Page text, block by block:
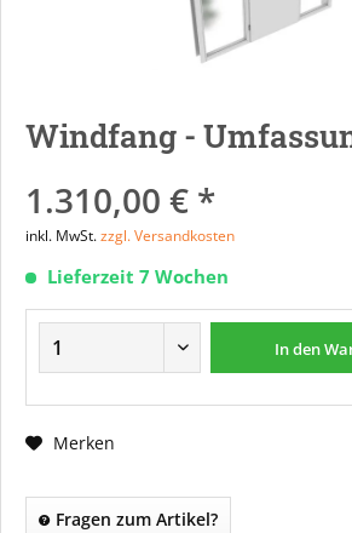
Windfang -
1.310,00 € *
inkl. MwSt.zzgl. Versandkosten
Lieferzeit 7 Wochen
In den
Merken
Fragen zum Artikel?